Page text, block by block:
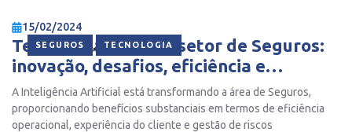
SEGUROS , TECNOLOGIA
15/02/2024
Tecnologias de IA e setor de Seguros:
inovação, desafios, eficiência e
benefícios
A Inteligência Artificial está transformando a área de Seguros,
proporcionando benefícios substanciais em termos de eficiência
operacional, experiência do cliente e gestão de riscos